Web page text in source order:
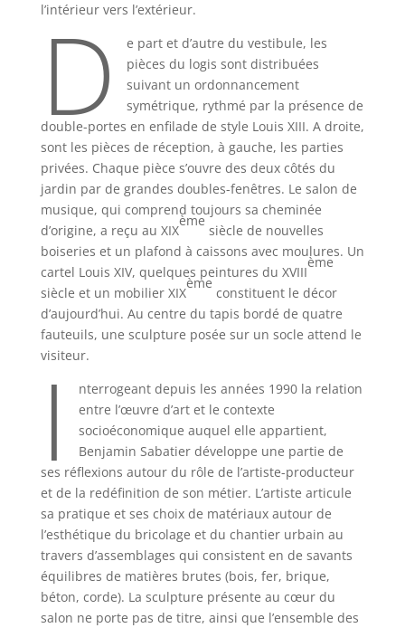
l’intérieur vers l’extérieur.
D
e part et d’autre du vestibule, les
pièces du logis sont distribuées
suivant un ordonnancement
symétrique, rythmé par la présence de
double-portes en enfilade de style Louis XIII. A droite,
sont les pièces de réception, à gauche, les parties
privées. Chaque pièce s’ouvre des deux côtés du
jardin par de grandes doubles-fenêtres. Le salon de
musique, qui comprend toujours sa cheminée
d’origine, a reçu au XIX
ème
siècle de nouvelles
boiseries et un plafond à caissons avec moulures. Un
cartel Louis XIV, quelques peintures du XVIII
ème
siècle et un mobilier XIX
ème
constituent le décor
d’aujourd’hui. Au centre du tapis bordé de quatre
fauteuils, une sculpture posée sur un socle attend le
visiteur.
I
nterrogeant depuis les années 1990 la relation
entre l’œuvre d’art et le contexte
socioéconomique auquel elle appartient,
Benjamin Sabatier développe une partie de
ses réflexions autour du rôle de l’artiste-producteur
et de la redéfinition de son métier. L’artiste articule
sa pratique et ses choix de matériaux autour de
l’esthétique du bricolage et du chantier urbain au
travers d’assemblages qui consistent en de savants
équilibres de matières brutes (bois, fer, brique,
béton, corde). La sculpture présente au cœur du
salon ne porte pas de titre, ainsi que l’ensemble des